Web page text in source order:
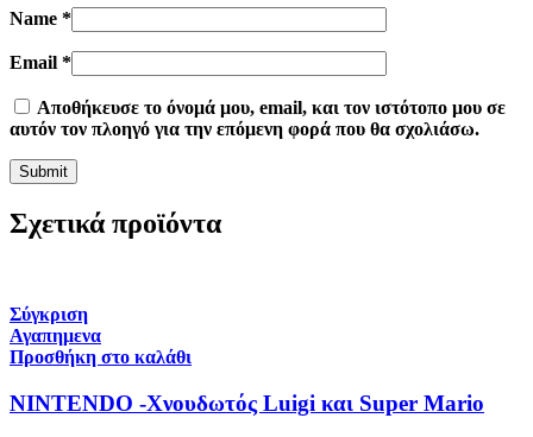
Name *
Email *
Αποθήκευσε το όνομά μου, email, και τον ιστότοπο μου σε
αυτόν τον πλοηγό για την επόμενη φορά που θα σχολιάσω.
Σχετικά προϊόντα
Σύγκριση
Αγαπημενα
Προσθήκη στο καλάθι
NINTENDO -Χνουδωτός Luigi και Super Mario